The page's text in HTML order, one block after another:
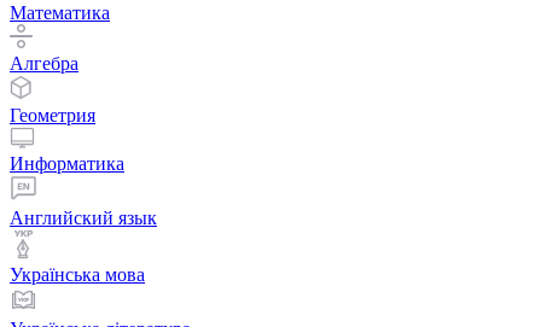
Математика
Алгебра
Геометрия
Информатика
Английский язык
Українська мова